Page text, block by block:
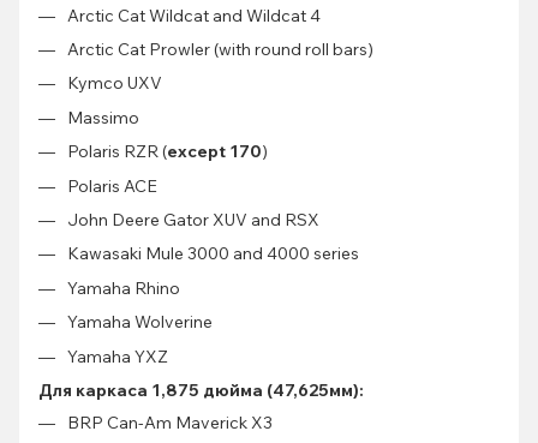
Arctic Cat Wildcat and Wildcat 4
Arctic Cat Prowler (with round roll bars)
Kymco UXV
Massimo
Polaris RZR (except 170)
Polaris ACE
John Deere Gator XUV and RSX
Kawasaki Mule 3000 and 4000 series
Yamaha Rhino
Yamaha Wolverine
Yamaha YXZ
Для каркаса 1,875 дюйма (47,625мм):
BRP Can-Am Maverick X3